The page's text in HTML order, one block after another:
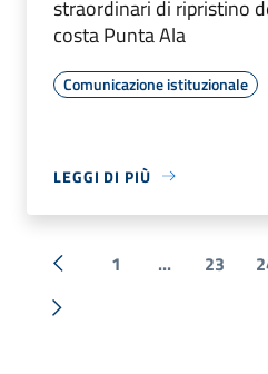
straordinari di ripristino
costa Punta Ala
Comunicazione istituzionale
LEGGI DI PIÙ
« Precedente
1 ... 23
Successiva »